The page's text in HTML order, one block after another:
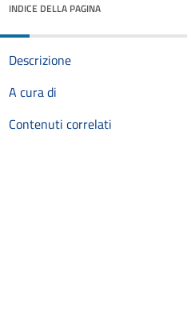
INDICE DELLA PAGINA
Descrizione
A cura di
Contenuti correlati